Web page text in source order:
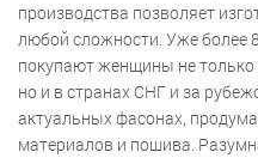
производства позволяет
любой сложности. Уже более
покупают женщины не
но и в странах СНГ и за
актуальных фасонах,
материалов и пошива.